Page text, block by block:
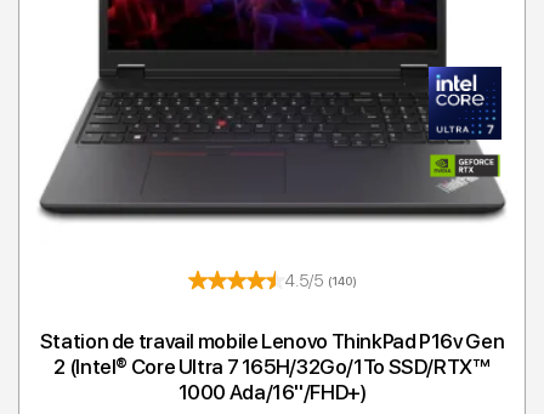
4.5/5 (140)
Station de travail mobile Lenovo ThinkPad P16v Gen
2 (Intel® Core Ultra 7 165H/32Go/1To SSD/RTX™
1000 Ada/16''/FHD+)